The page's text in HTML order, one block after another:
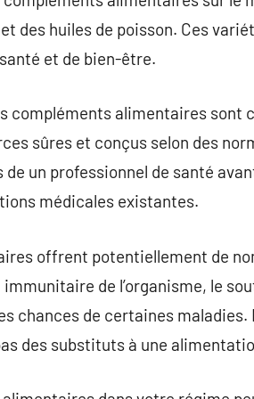
des huiles de poisson. Ces
et de bien-être.
compléments alimentaires
sûres et conçus selon des
de un professionnel de santé
médicales existantes.
offrent potentiellement de
de l’organisme, le
chances de certaines
des substituts à une